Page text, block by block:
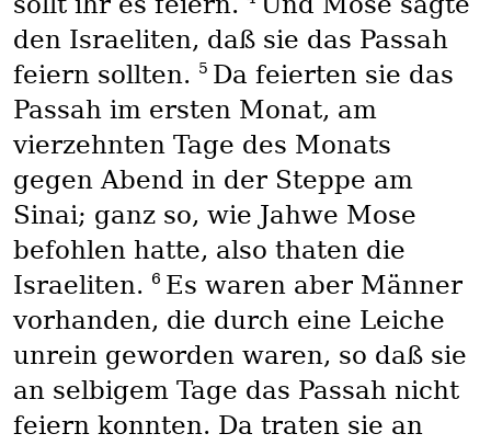
den Israeliten, daß sie das Passah
feiern sollten. 5 Da feierten sie das
Passah im ersten Monat, am
vierzehnten Tage des Monats
gegen Abend in der Steppe am
Sinai; ganz so, wie Jahwe Mose
befohlen hatte, also thaten die
Israeliten. 6 Es waren aber Männer
vorhanden, die durch eine Leiche
unrein geworden waren, so daß sie
an selbigem Tage das Passah nicht
feiern konnten. Da traten sie an